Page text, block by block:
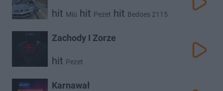
hit Miü hit Pezet hit Bedoes 2115
Zachody I Zorze
hit Pezet
Karnawał